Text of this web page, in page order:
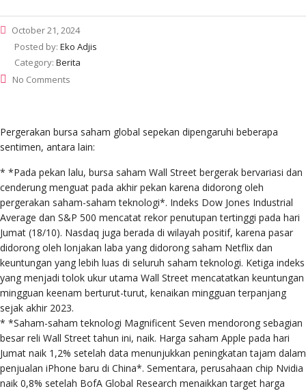
October 21, 2024
Posted by: Eko Adjis
Category: Berita
No Comments
Pergerakan bursa saham global sepekan dipengaruhi beberapa
sentimen, antara lain:
* *Pada pekan lalu, bursa saham Wall Street bergerak bervariasi dan
cenderung menguat pada akhir pekan karena didorong oleh
pergerakan saham-saham teknologi*. Indeks Dow Jones Industrial
Average dan S&P 500 mencatat rekor penutupan tertinggi pada hari
Jumat (18/10). Nasdaq juga berada di wilayah positif, karena pasar
didorong oleh lonjakan laba yang didorong saham Netflix dan
keuntungan yang lebih luas di seluruh saham teknologi. Ketiga indeks
yang menjadi tolok ukur utama Wall Street mencatatkan keuntungan
mingguan keenam berturut-turut, kenaikan mingguan terpanjang
sejak akhir 2023.
* *Saham-saham teknologi Magnificent Seven mendorong sebagian
besar reli Wall Street tahun ini, naik. Harga saham Apple pada hari
Jumat naik 1,2% setelah data menunjukkan peningkatan tajam dalam
penjualan iPhone baru di China*. Sementara, perusahaan chip Nvidia
naik 0,8% setelah BofA Global Research menaikkan target harga